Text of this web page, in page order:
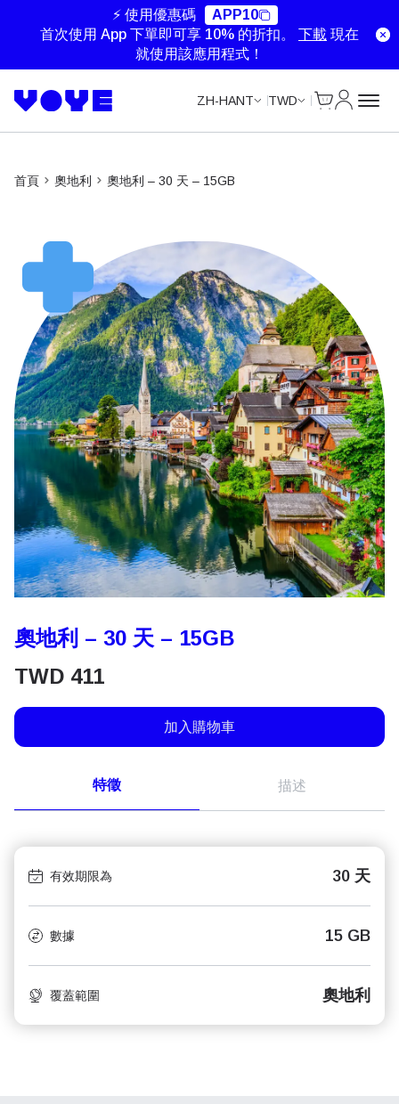
⚡ 使用優惠碼
APP10
首次使用 App 下單即可享 10% 的折扣。 下載 現在
就使用該應用程式！
ZH-HANT TWD
首頁 奧地利 奧地利 – 30 天 – 15GB
奧地利 – 30 天 – 15GB
TWD 411
加入購物車
特徵 描述
有效期限為 30 天
數據 15 GB
覆蓋範圍 奧地利